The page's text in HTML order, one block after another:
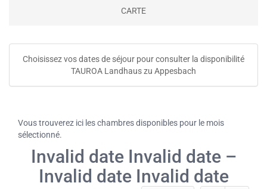
CARTE
Choisissez vos dates de séjour pour consulter la disponibilité
TAUROA Landhaus zu Appesbach
Vous trouverez ici les chambres disponibles pour le mois
sélectionné.
Invalid date Invalid date –
Invalid date Invalid date